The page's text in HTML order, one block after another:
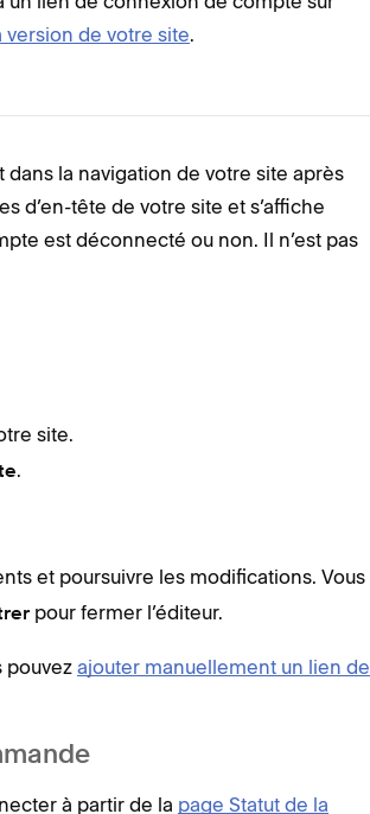
version de votre site.
la navigation de votre site après
d’en-tête de votre site et s’affiche
est déconnecté ou non. Il n’est pas
site.
.
et poursuivre les modifications. Vous
pour fermer l’éditeur.
pouvezajouter manuellement un lien de
à partir de la page Statut de la